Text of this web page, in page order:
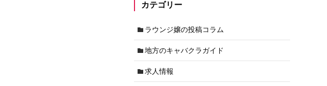
カテゴリー
ラウンジ嬢の投稿コラム
地方のキャバクラガイド
求人情報